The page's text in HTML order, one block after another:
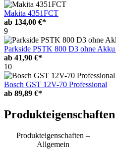
Makita 4351FCT
ab 134,00 €*
9
Parkside PSTK 800 D3 ohne
ab 41,90 €*
10
Bosch GST 12V-70 Professional
ab 89,89 €*
Produkteigenschaften
Produkteigenschaften –
Allgemein